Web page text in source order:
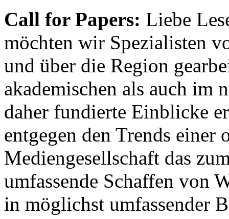
Call for Papers: Liebe
möchten wir Spezialisten
und über die Region
akademischen als auch im
daher fundierte Einblicke
entgegen den Trends einer
Mediengesellschaft das
umfassende Schaffen von
in möglichst umfassender